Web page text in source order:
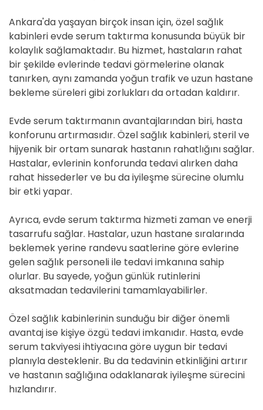
Ankara'da yaşayan birçok insan için, özel sağlık
kabinleri evde serum taktırma konusunda büyük bir
kolaylık sağlamaktadır. Bu hizmet, hastaların rahat
bir şekilde evlerinde tedavi görmelerine olanak
tanırken, aynı zamanda yoğun trafik ve uzun hastane
bekleme süreleri gibi zorlukları da ortadan kaldırır.
Evde serum taktırmanın avantajlarından biri, hasta
konforunu artırmasıdır. Özel sağlık kabinleri, steril ve
hijyenik bir ortam sunarak hastanın rahatlığını sağlar.
Hastalar, evlerinin konforunda tedavi alırken daha
rahat hissederler ve bu da iyileşme sürecine olumlu
bir etki yapar.
Ayrıca, evde serum taktırma hizmeti zaman ve enerji
tasarrufu sağlar. Hastalar, uzun hastane sıralarında
beklemek yerine randevu saatlerine göre evlerine
gelen sağlık personeli ile tedavi imkanına sahip
olurlar. Bu sayede, yoğun günlük rutinlerini
aksatmadan tedavilerini tamamlayabilirler.
Özel sağlık kabinlerinin sunduğu bir diğer önemli
avantaj ise kişiye özgü tedavi imkanıdır. Hasta, evde
serum takviyesi ihtiyacına göre uygun bir tedavi
planıyla desteklenir. Bu da tedavinin etkinliğini artırır
ve hastanın sağlığına odaklanarak iyileşme sürecini
hızlandırır.